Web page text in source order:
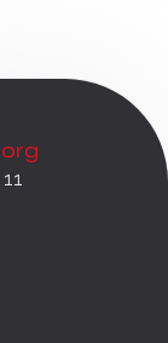
11